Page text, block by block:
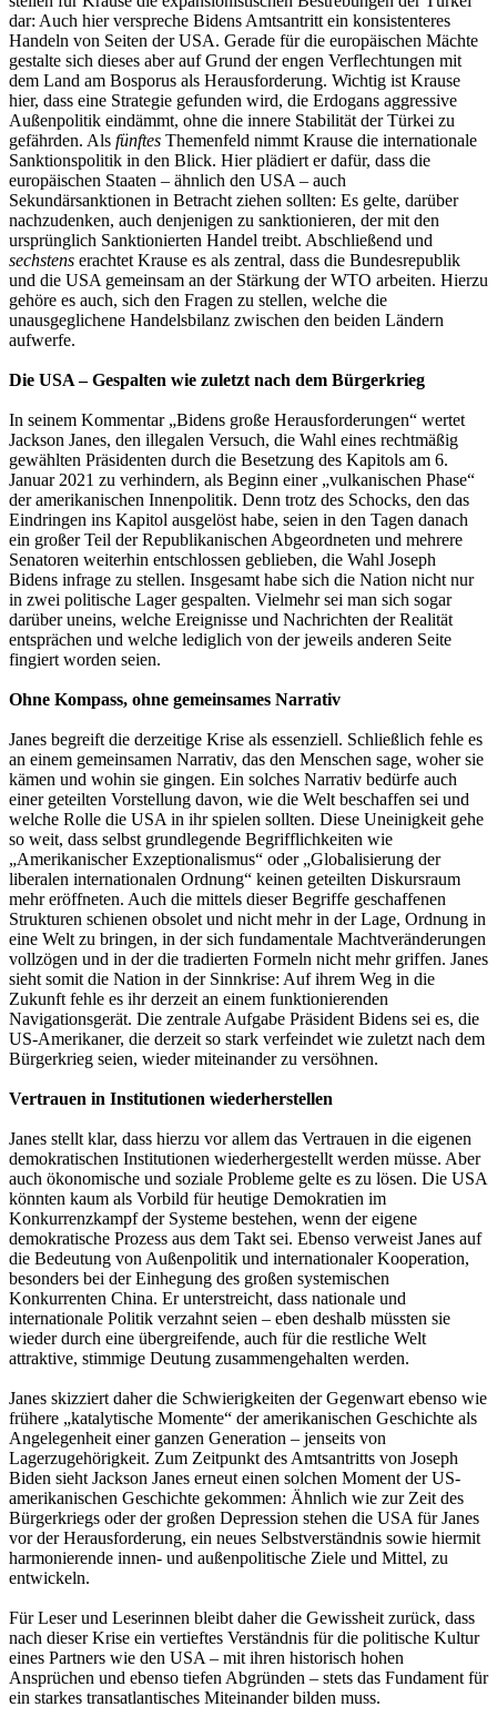
dar: Auch hier verspreche Bidens Amtsantritt ein konsistenteres
Handeln von Seiten der USA. Gerade für die europäischen Mächte
gestalte sich dieses aber auf Grund der engen Verflechtungen mit
dem Land am Bosporus als Herausforderung. Wichtig ist Krause
hier, dass eine Strategie gefunden wird, die Erdogans aggressive
Außenpolitik eindämmt, ohne die innere Stabilität der Türkei zu
gefährden. Als fünftes Themenfeld nimmt Krause die internationale
Sanktionspolitik in den Blick. Hier plädiert er dafür, dass die
europäischen Staaten – ähnlich den USA – auch
Sekundärsanktionen in Betracht ziehen sollten: Es gelte, darüber
nachzudenken, auch denjenigen zu sanktionieren, der mit den
ursprünglich Sanktionierten Handel treibt. Abschließend und
sechstens erachtet Krause es als zentral, dass die Bundesrepublik
und die USA gemeinsam an der Stärkung der WTO arbeiten. Hierzu
gehöre es auch, sich den Fragen zu stellen, welche die
unausgeglichene Handelsbilanz zwischen den beiden Ländern
aufwerfe.
Die USA – Gespalten wie zuletzt nach dem Bürgerkrieg
In seinem Kommentar „Bidens große Herausforderungen“ wertet
Jackson Janes, den illegalen Versuch, die Wahl eines rechtmäßig
gewählten Präsidenten durch die Besetzung des Kapitols am 6.
Januar 2021 zu verhindern, als Beginn einer „vulkanischen Phase“
der amerikanischen Innenpolitik. Denn trotz des Schocks, den das
Eindringen ins Kapitol ausgelöst habe, seien in den Tagen danach
ein großer Teil der Republikanischen Abgeordneten und mehrere
Senatoren weiterhin entschlossen geblieben, die Wahl Joseph
Bidens infrage zu stellen. Insgesamt habe sich die Nation nicht nur
in zwei politische Lager gespalten. Vielmehr sei man sich sogar
darüber uneins, welche Ereignisse und Nachrichten der Realität
entsprächen und welche lediglich von der jeweils anderen Seite
fingiert worden seien.
Ohne Kompass, ohne gemeinsames Narrativ
Janes begreift die derzeitige Krise als essenziell. Schließlich fehle es
an einem gemeinsamen Narrativ, das den Menschen sage, woher sie
kämen und wohin sie gingen. Ein solches Narrativ bedürfe auch
einer geteilten Vorstellung davon, wie die Welt beschaffen sei und
welche Rolle die USA in ihr spielen sollten. Diese Uneinigkeit gehe
so weit, dass selbst grundlegende Begrifflichkeiten wie
„Amerikanischer Exzeptionalismus“ oder „Globalisierung der
liberalen internationalen Ordnung“ keinen geteilten Diskursraum
mehr eröffneten. Auch die mittels dieser Begriffe geschaffenen
Strukturen schienen obsolet und nicht mehr in der Lage, Ordnung in
eine Welt zu bringen, in der sich fundamentale Machtveränderungen
vollzögen und in der die tradierten Formeln nicht mehr griffen. Janes
sieht somit die Nation in der Sinnkrise: Auf ihrem Weg in die
Zukunft fehle es ihr derzeit an einem funktionierenden
Navigationsgerät. Die zentrale Aufgabe Präsident Bidens sei es, die
US-Amerikaner, die derzeit so stark verfeindet wie zuletzt nach dem
Bürgerkrieg seien, wieder miteinander zu versöhnen.
Vertrauen in Institutionen wiederherstellen
Janes stellt klar, dass hierzu vor allem das Vertrauen in die eigenen
demokratischen Institutionen wiederhergestellt werden müsse. Aber
auch ökonomische und soziale Probleme gelte es zu lösen. Die USA
könnten kaum als Vorbild für heutige Demokratien im
Konkurrenzkampf der Systeme bestehen, wenn der eigene
demokratische Prozess aus dem Takt sei. Ebenso verweist Janes auf
die Bedeutung von Außenpolitik und internationaler Kooperation,
besonders bei der Einhegung des großen systemischen
Konkurrenten China. Er unterstreicht, dass nationale und
internationale Politik verzahnt seien – eben deshalb müssten sie
wieder durch eine übergreifende, auch für die restliche Welt
attraktive, stimmige Deutung zusammengehalten werden.
Janes skizziert daher die Schwierigkeiten der Gegenwart ebenso wie
frühere „katalytische Momente“ der amerikanischen Geschichte als
Angelegenheit einer ganzen Generation – jenseits von
Lagerzugehörigkeit. Zum Zeitpunkt des Amtsantritts von Joseph
Biden sieht Jackson Janes erneut einen solchen Moment der US-
amerikanischen Geschichte gekommen: Ähnlich wie zur Zeit des
Bürgerkriegs oder der großen Depression stehen die USA für Janes
vor der Herausforderung, ein neues Selbstverständnis sowie hiermit
harmonierende innen- und außenpolitische Ziele und Mittel, zu
entwickeln.
Für Leser und Leserinnen bleibt daher die Gewissheit zurück, dass
nach dieser Krise ein vertieftes Verständnis für die politische Kultur
eines Partners wie den USA – mit ihren historisch hohen
Ansprüchen und ebenso tiefen Abgründen – stets das Fundament für
ein starkes transatlantisches Miteinander bilden muss.